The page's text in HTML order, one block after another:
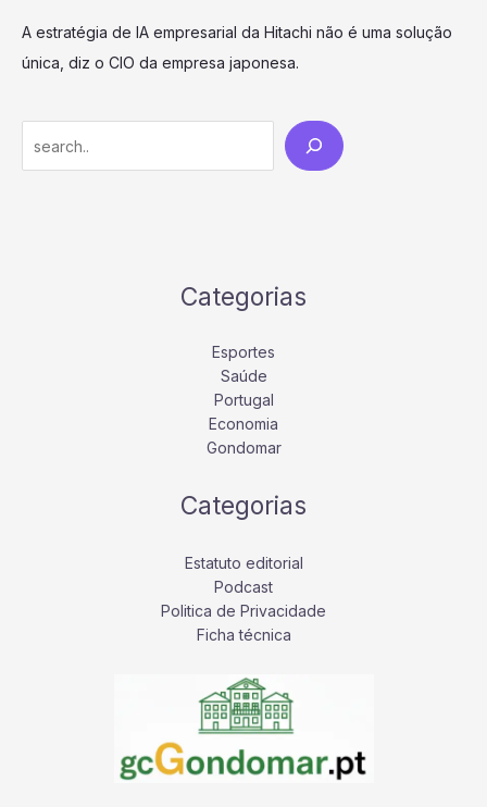
A estratégia de IA empresarial da Hitachi não é uma solução
única, diz o CIO da empresa japonesa.
Categorias
Esportes
Saúde
Portugal
Economia
Gondomar
Categorias
Estatuto editorial
Podcast
Politica de Privacidade
Ficha técnica